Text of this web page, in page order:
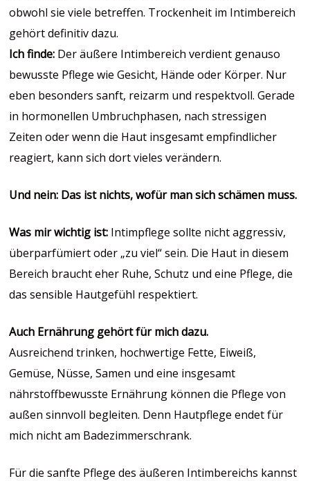
obwohl sie viele betreffen. Trockenheit im Intimbereich
gehört definitiv dazu.
Ich finde: Der äußere Intimbereich verdient genauso
bewusste Pflege wie Gesicht, Hände oder Körper. Nur
eben besonders sanft, reizarm und respektvoll. Gerade
in hormonellen Umbruchphasen, nach stressigen
Zeiten oder wenn die Haut insgesamt empfindlicher
reagiert, kann sich dort vieles verändern.
Und nein: Das ist nichts, wofür man sich schämen muss.
Was mir wichtig ist: Intimpflege sollte nicht aggressiv,
überparfümiert oder „zu viel“ sein. Die Haut in diesem
Bereich braucht eher Ruhe, Schutz und eine Pflege, die
das sensible Hautgefühl respektiert.
Auch Ernährung gehört für mich dazu.
Ausreichend trinken, hochwertige Fette, Eiweiß,
Gemüse, Nüsse, Samen und eine insgesamt
nährstoffbewusste Ernährung können die Pflege von
außen sinnvoll begleiten. Denn Hautpflege endet für
mich nicht am Badezimmerschrank.
Für die sanfte Pflege des äußeren Intimbereichs kannst